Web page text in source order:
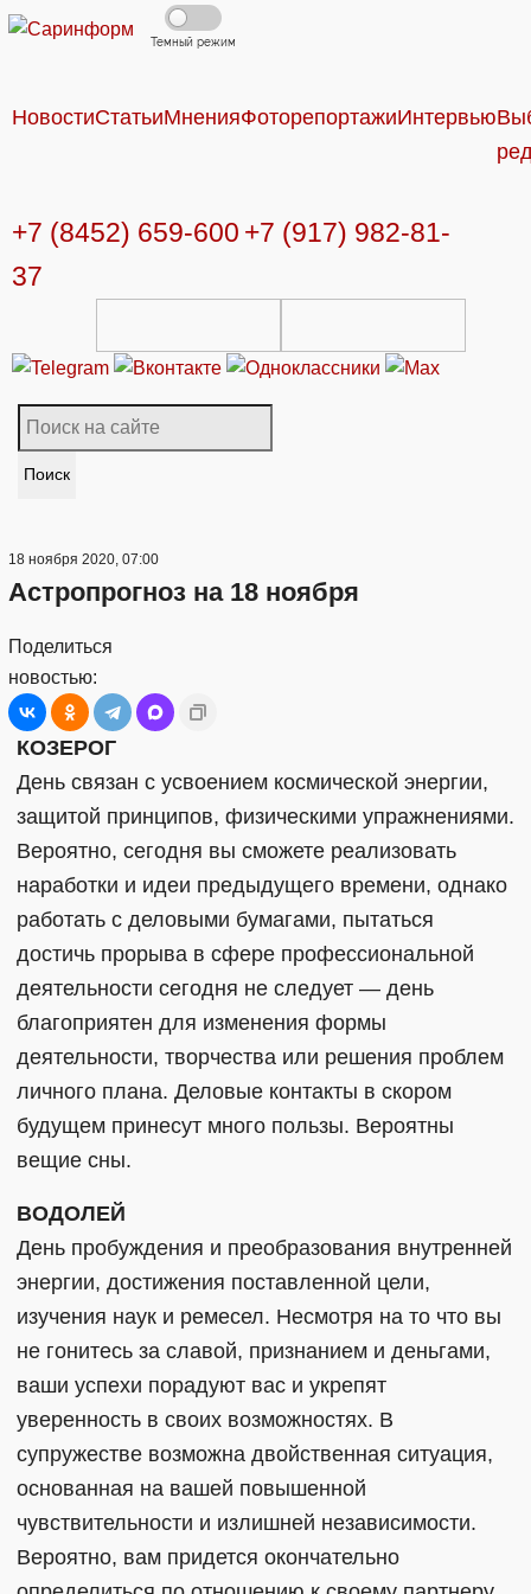
Темный режим
НовостиСтатьиМненияФоторепортажиИнтервью
+7 (8452) 659-600 +7 (917) 982-81-
37
Поиск
18 ноября 2020, 07:00
Астропрогноз на 18 ноября
Поделиться
новостью:
КОЗЕРОГ
День связан с усвоением космической энергии,
защитой принципов, физическими упражнениями.
Вероятно, сегодня вы сможете реализовать
наработки и идеи предыдущего времени, однако
работать с деловыми бумагами, пытаться
достичь прорыва в сфере профессиональной
деятельности сегодня не следует — день
благоприятен для изменения формы
деятельности, творчества или решения проблем
личного плана. Деловые контакты в скором
будущем принесут много пользы. Вероятны
вещие сны.
ВОДОЛЕЙ
День пробуждения и преобразования внутренней
энергии, достижения поставленной цели,
изучения наук и ремесел. Несмотря на то что вы
не гонитесь за славой, признанием и деньгами,
ваши успехи порадуют вас и укрепят
уверенность в своих возможностях. В
супружестве возможна двойственная ситуация,
основанная на вашей повышенной
чувствительности и излишней независимости.
Вероятно, вам придется окончательно